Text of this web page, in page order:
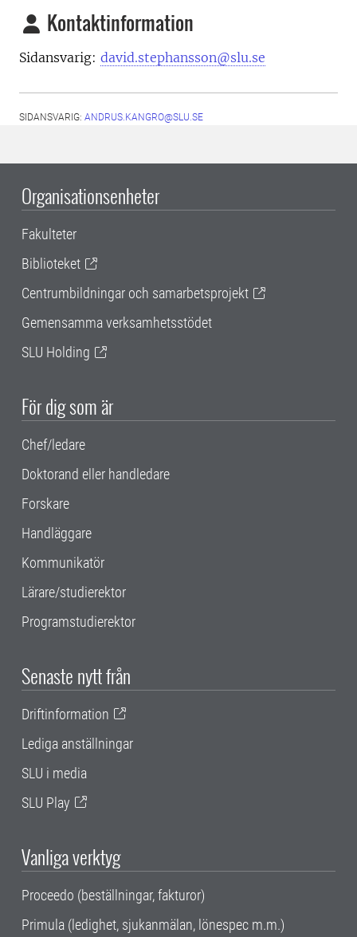
Kontaktinformation
Sidansvarig: david.stephansson@slu.se
SIDANSVARIG: ANDRUS.KANGRO@SLU.SE
Organisationsenheter
Fakulteter
Biblioteket
Centrumbildningar och samarbetsprojekt
Gemensamma verksamhetsstödet
SLU Holding
För dig som är
Chef/ledare
Doktorand eller handledare
Forskare
Handläggare
Kommunikatör
Lärare/studierektor
Programstudierektor
Senaste nytt från
Driftinformation
Lediga anställningar
SLU i media
SLU Play
Vanliga verktyg
Proceedo (beställningar, fakturor)
Primula (ledighet, sjukanmälan, lönespec m.m.)